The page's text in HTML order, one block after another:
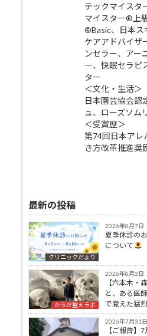
テックマイスタ
マイスター®上
®Basic、日本ス
ケアアドバイザ
ンセラー、アー
ー、快眠セラピ
ター
＜文化・生活＞
日本園芸協会認
ュ、ローズソム
＜受賞歴＞
第74回日本アレ
き方改革推進奨
最新の投稿
クリニックだより
2026年8月7日
夏季休診の
について
からだ整えラボ
2026年8月2日
【六本木・
と、ある医
で覚えた猛
2026年7月31日
【ご報告】